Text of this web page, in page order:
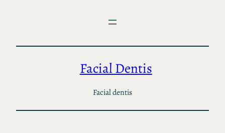
Facial Dentis
Facial dentis